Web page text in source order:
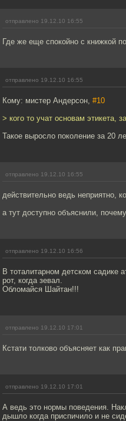
отправлено 19.12.10 16:55
Где же еще спокойно с книжкой
отправлено 19.12.10 16:55
Кому: мистер Андерсон, #10
> кого то учат основам этикета,
Такое выросло поколение за 20
отправлено 19.12.10 16:55
действительно ведь неприятно,
а тут доступно объяснили,
отправлено 19.12.10 16:56
В тоталитарном детском садике
рот, когда зевал.
Обломайся Шайтан!!!
отправлено 19.12.10 17:01
Кстати толково объясняет как
отправлено 19.12.10 17:01
А ведь это нормы поведения.
дышло когда приспичило и не